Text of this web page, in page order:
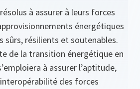
à assurer à leurs forces
énergétiques
sûrs, résilients et soutenables.
de la transition énergétique en
à assurer l’aptitude,
des forces